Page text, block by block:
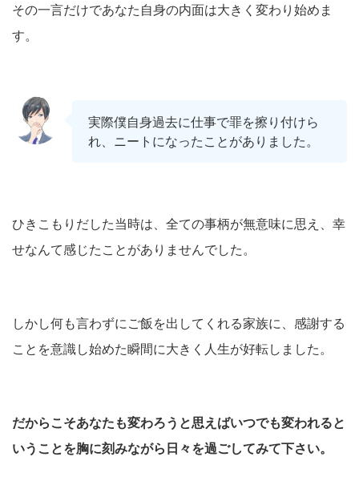
その一言だけであなた自身の内面は大きく変わり始めま
す。
実際僕自身過去に仕事で罪を擦り付けら
れ、ニートになったことがありました。
ひきこもりだした当時は、全ての事柄が無意味に思え、幸
せなんて感じたことがありませんでした。
しかし何も言わずにご飯を出してくれる家族に、感謝する
ことを意識し始めた瞬間に大きく人生が好転しました。
だからこそあなたも変わろうと思えばいつでも変われると
いうことを胸に刻みながら日々を過ごしてみて下さい。